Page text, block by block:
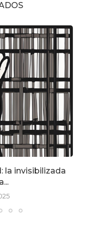
la invisibilizada